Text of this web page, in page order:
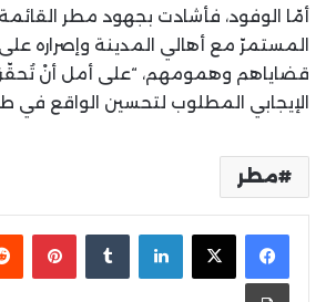
أمّا الوفود، فأشادت بجهود مطر
المستمرّ مع أهالي المدينة وإصراره
قضاياهم وهمومهم، “على أمل أنْ تُحقّق
الإيجابي المطلوب لتحسين الواقع في
مطر
لينكدإن
طباعة